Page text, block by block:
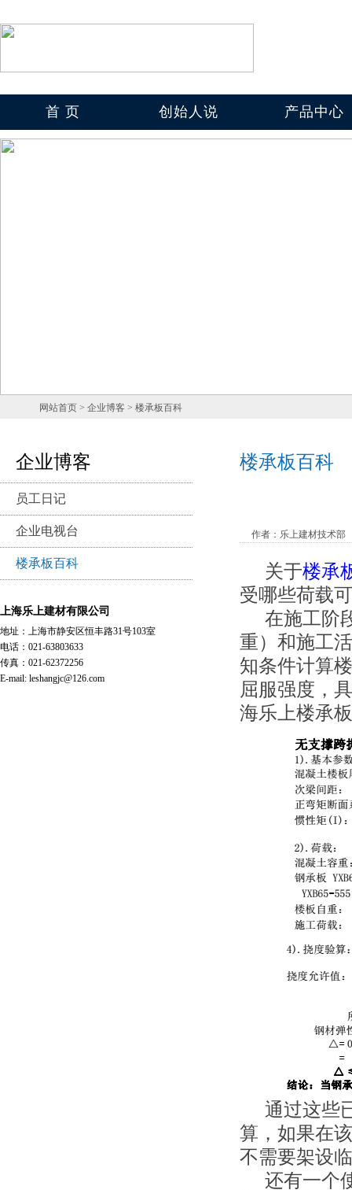
首 页 创始人说 产品中心
网站首页 > 企业博客 > 楼承板百科
企业博客
员工日记
企业电视台
楼承板百科
上海乐上建材有限公司
地址：上海市静安区恒丰路31号103室
电话：021-63803633
传真：021-62372256
E-mail: leshangjc@126.com
楼承板百科
作者：乐上建材技术部
关于楼承
受哪些荷载
在施工阶
重）和施工
知条件计算
屈服强度，
海乐上楼承
通过这些
算，如果在
不需要架设
还有一个